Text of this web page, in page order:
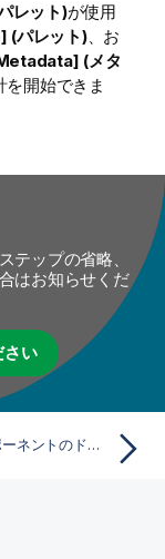
レット)が使用
(パレット)、お
(メタ
を開始できま
テップの省略、
はお知らせくだ
さい
Sparkコンポーネントのドロップしてリンク